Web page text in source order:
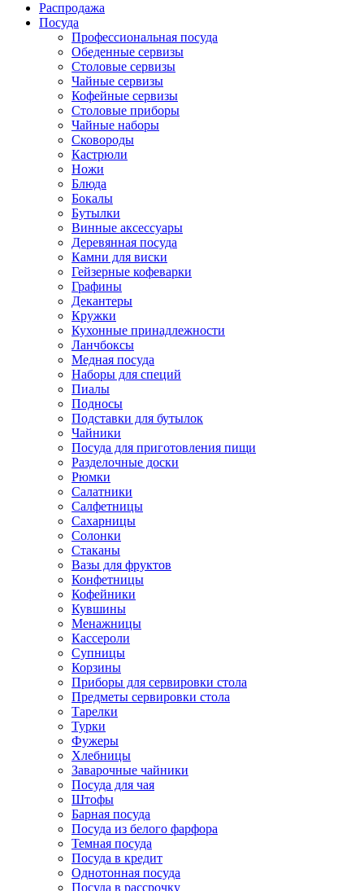
Распродажа
Посуда
Профессиональная посуда
Обеденные сервизы
Столовые сервизы
Чайные сервизы
Кофейные сервизы
Столовые приборы
Чайные наборы
Сковороды
Кастрюли
Ножи
Блюда
Бокалы
Бутылки
Винные аксессуары
Деревянная посуда
Камни для виски
Гейзерные кофеварки
Графины
Декантеры
Кружки
Кухонные принадлежности
Ланчбоксы
Медная посуда
Наборы для специй
Пиалы
Подносы
Подставки для бутылок
Чайники
Посуда для приготовления пищи
Разделочные доски
Рюмки
Салатники
Салфетницы
Сахарницы
Солонки
Стаканы
Вазы для фруктов
Конфетницы
Кофейники
Кувшины
Менажницы
Кассероли
Супницы
Корзины
Приборы для сервировки стола
Предметы сервировки стола
Тарелки
Турки
Фужеры
Хлебницы
Заварочные чайники
Посуда для чая
Штофы
Барная посуда
Посуда из белого фарфора
Темная посуда
Посуда в кредит
Однотонная посуда
Посуда в рассрочку